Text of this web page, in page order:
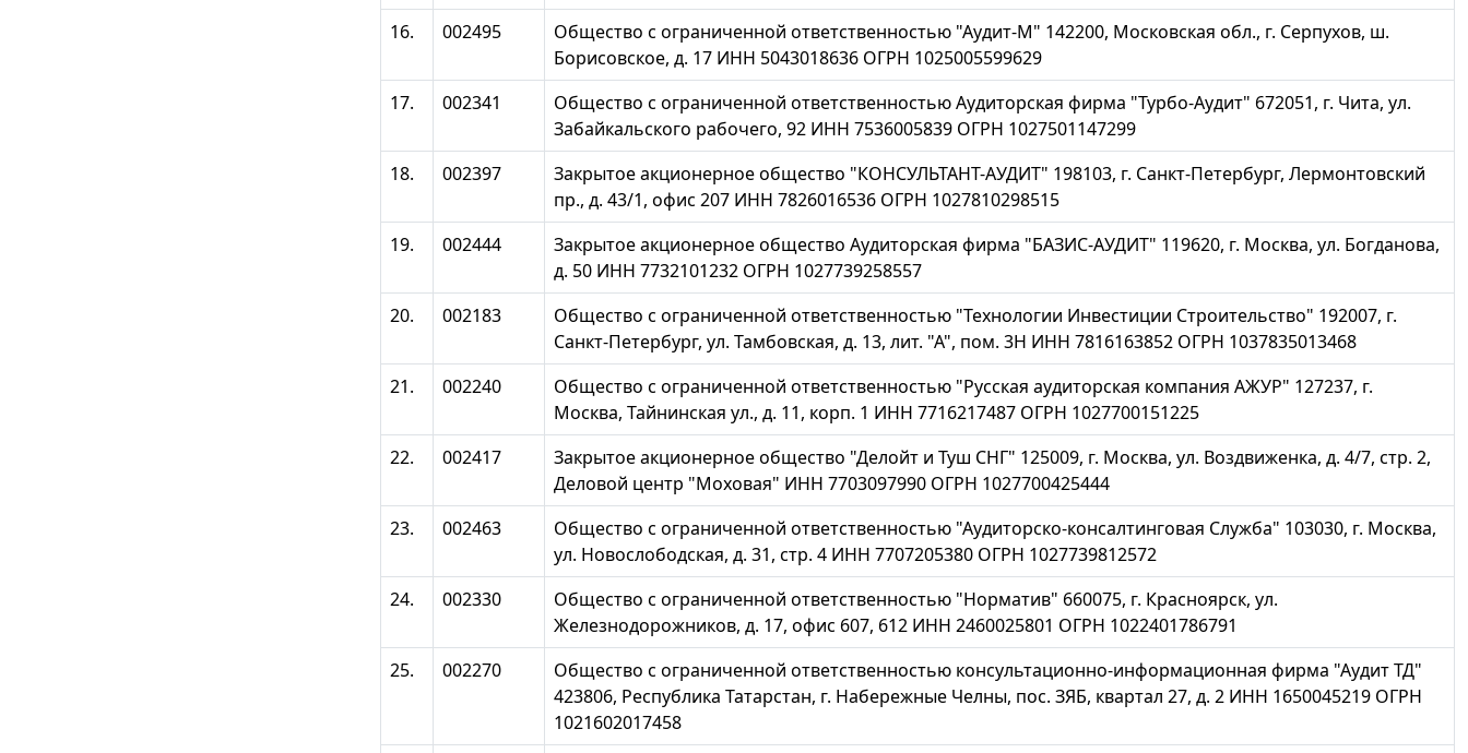
16.
002495
Общество с ограниченной ответственностью "Аудит-М" 142200, Московская обл., г. Серпухов, ш.
Борисовское, д. 17 ИНН 5043018636 ОГРН 1025005599629
17.
002341
Общество с ограниченной ответственностью Аудиторская фирма "Турбо-Аудит" 672051, г. Чита, ул.
Забайкальского рабочего, 92 ИНН 7536005839 ОГРН 1027501147299
18.
002397
Закрытое акционерное общество "КОНСУЛЬТАНТ-АУДИТ" 198103, г. Санкт-Петербург, Лермонтовский
пр., д. 43/1, офис 207 ИНН 7826016536 ОГРН 1027810298515
19.
002444
Закрытое акционерное общество Аудиторская фирма "БАЗИС-АУДИТ" 119620, г. Москва, ул. Богданова,
д. 50 ИНН 7732101232 ОГРН 1027739258557
20.
002183
Общество с ограниченной ответственностью "Технологии Инвестиции Строительство" 192007, г.
Санкт-Петербург, ул. Тамбовская, д. 13, лит. "А", пом. 3Н ИНН 7816163852 ОГРН 1037835013468
21.
002240
Общество с ограниченной ответственностью "Русская аудиторская компания АЖУР" 127237, г.
Москва, Тайнинская ул., д. 11, корп. 1 ИНН 7716217487 ОГРН 1027700151225
22.
002417
Закрытое акционерное общество "Делойт и Туш СНГ" 125009, г. Москва, ул. Воздвиженка, д. 4/7, стр. 2,
Деловой центр "Моховая" ИНН 7703097990 ОГРН 1027700425444
23.
002463
Общество с ограниченной ответственностью "Аудиторско-консалтинговая Служба" 103030, г. Москва,
ул. Новослободская, д. 31, стр. 4 ИНН 7707205380 ОГРН 1027739812572
24.
002330
Общество с ограниченной ответственностью "Норматив" 660075, г. Красноярск, ул.
Железнодорожников, д. 17, офис 607, 612 ИНН 2460025801 ОГРН 1022401786791
25.
002270
Общество с ограниченной ответственностью консультационно-информационная фирма "Аудит ТД"
423806, Республика Татарстан, г. Набережные Челны, пос. ЗЯБ, квартал 27, д. 2 ИНН 1650045219 ОГРН
1021602017458